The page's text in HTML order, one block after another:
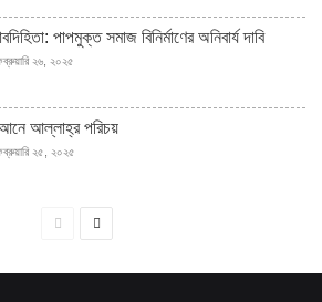
পাপমুক্ত সমাজ বিনির্মাণের অনিবার্য দাবি
২৬, ২০২৫
আল্লাহ্‌র পরিচয়
২৫, ২০২৫
পূর্বের
পরবর্তী